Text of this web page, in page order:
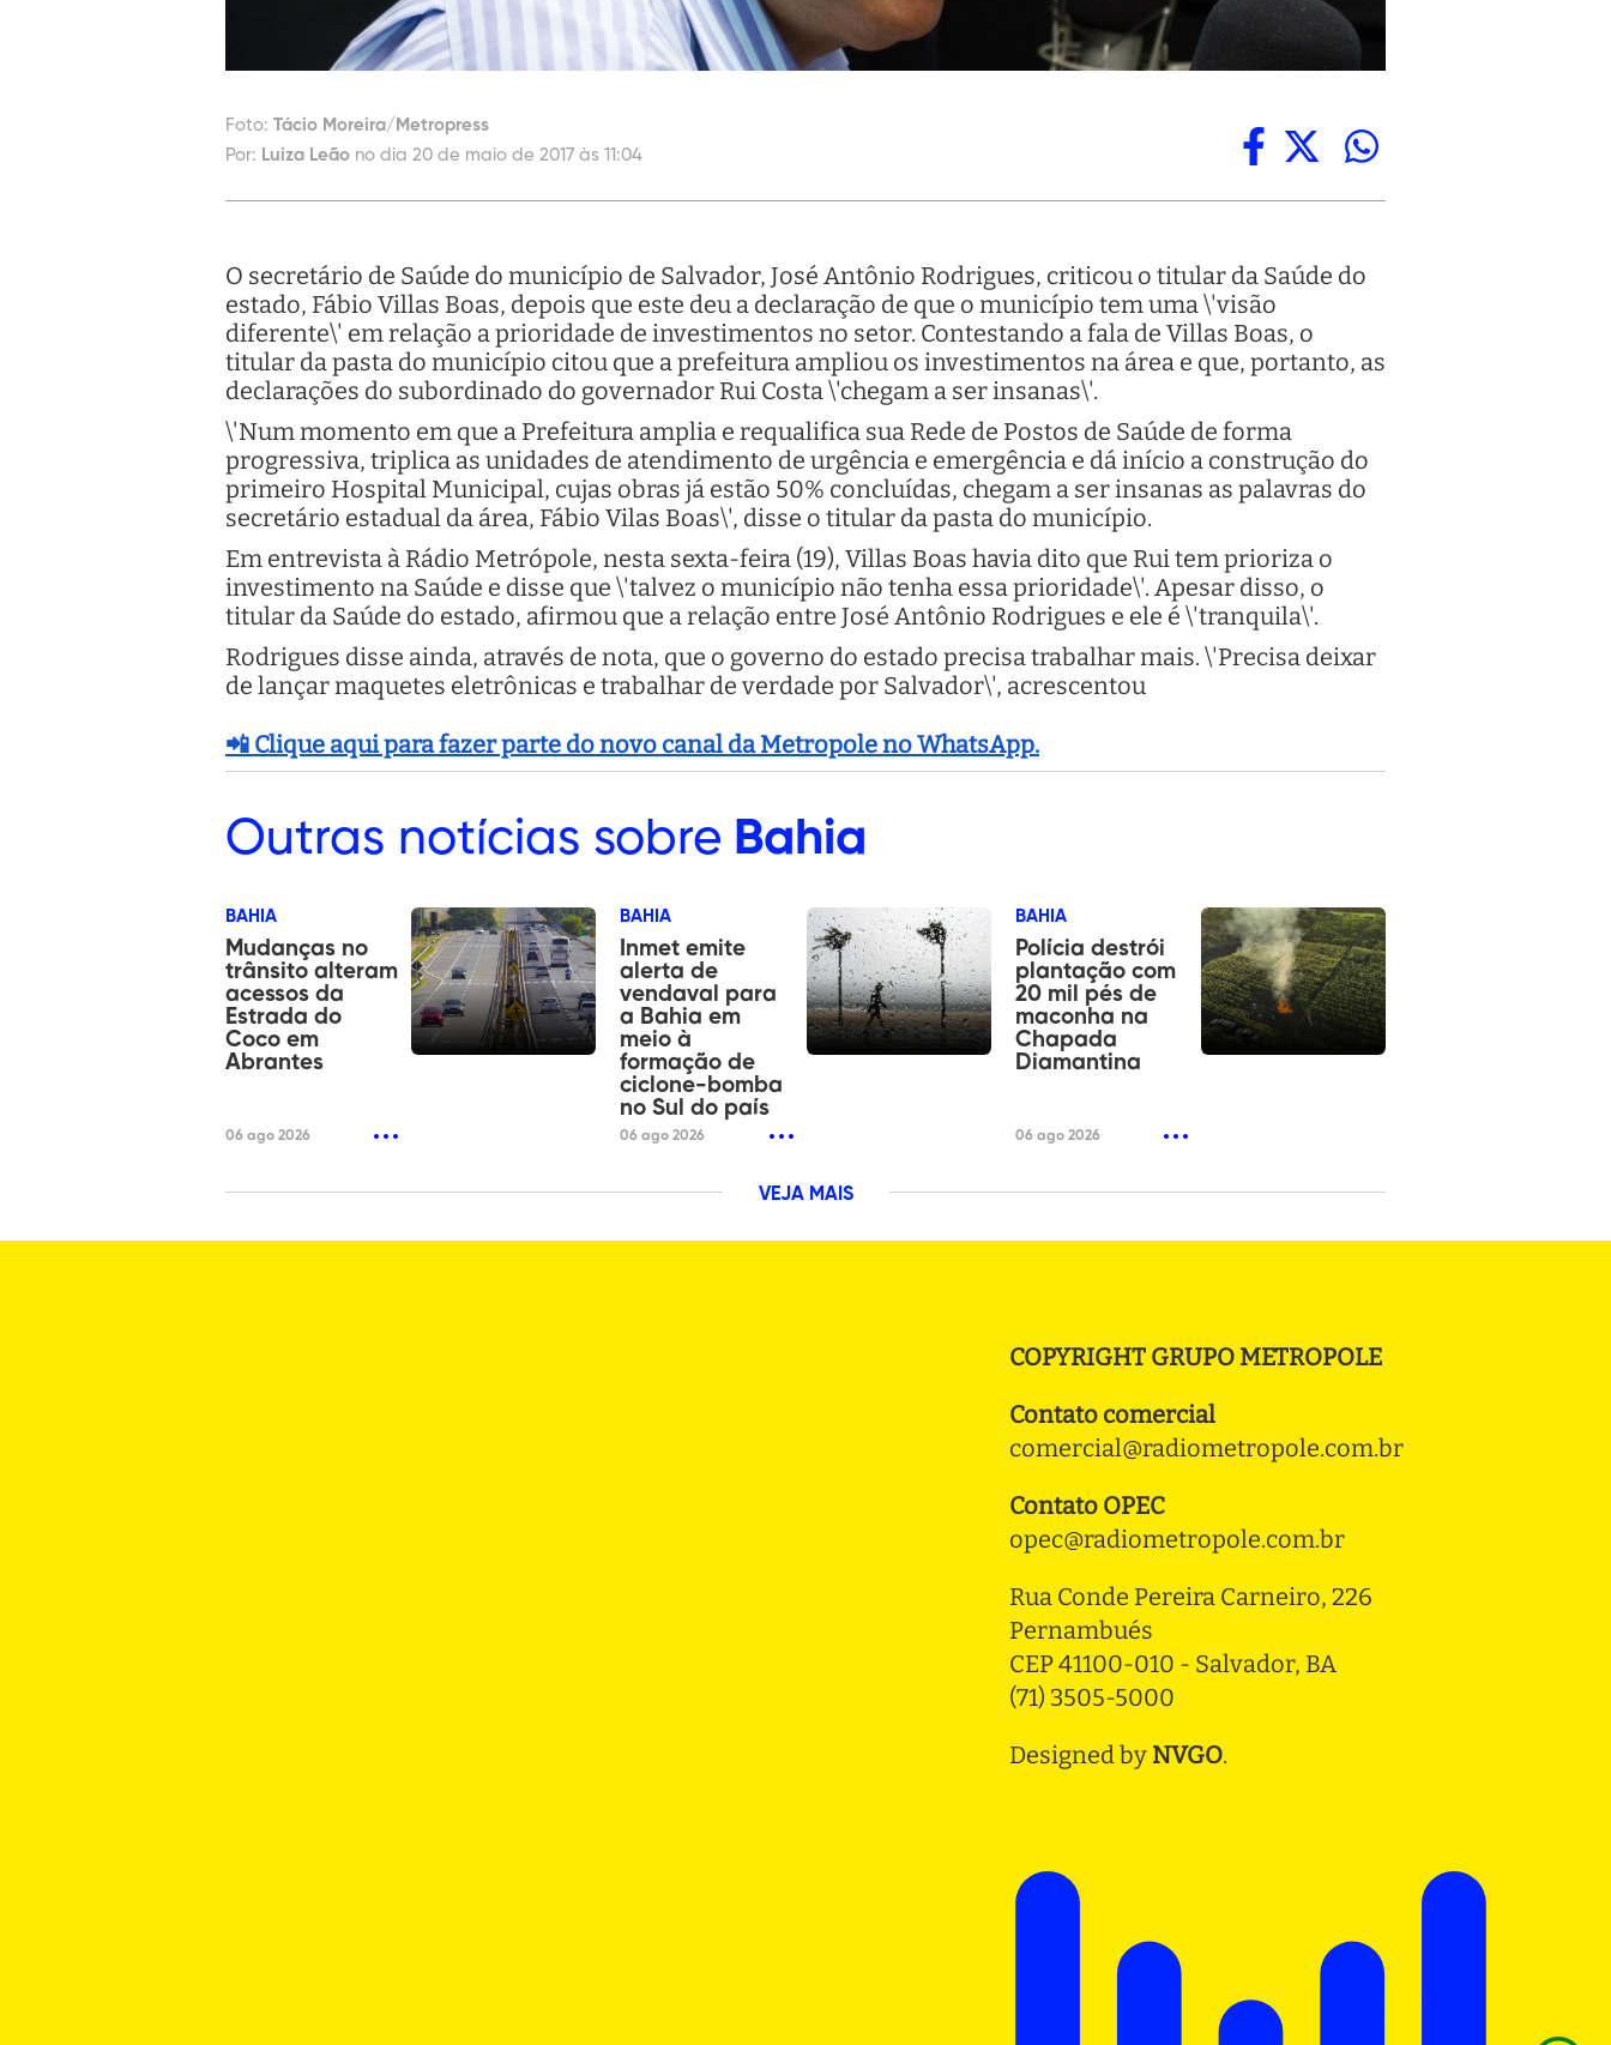
Foto: Tácio Moreira/Metropress
Por: Luiza Leão no dia 20 de maio de 2017 às 11:04
O secretário de Saúde do município de Salvador, José Antônio Rodrigues, criticou o titular da Saúde do
estado, Fábio Villas Boas, depois que este deu a declaração de que o município tem uma \'visão
diferente\' em relação a prioridade de investimentos no setor. Contestando a fala de Villas Boas, o
titular da pasta do município citou que a prefeitura ampliou os investimentos na área e que, portanto, as
declarações do subordinado do governador Rui Costa \'chegam a ser insanas\'.
\'Num momento em que a Prefeitura amplia e requalifica sua Rede de Postos de Saúde de forma
progressiva, triplica as unidades de atendimento de urgência e emergência e dá início a construção do
primeiro Hospital Municipal, cujas obras já estão 50% concluídas, chegam a ser insanas as palavras do
secretário estadual da área, Fábio Vilas Boas\', disse o titular da pasta do município.
Em entrevista à Rádio Metrópole, nesta sexta-feira (19), Villas Boas havia dito que Rui tem prioriza o
investimento na Saúde e disse que \'talvez o município não tenha essa prioridade\'. Apesar disso, o
titular da Saúde do estado, afirmou que a relação entre José Antônio Rodrigues e ele é \'tranquila\'.
Rodrigues disse ainda, através de nota, que o governo do estado precisa trabalhar mais. \'Precisa deixar
de lançar maquetes eletrônicas e trabalhar de verdade por Salvador\', acrescentou
📲 Clique aqui para fazer parte do novo canal da Metropole no WhatsApp.
Outras notícias sobre Bahia
BAHIA
Mudanças no
trânsito alteram
acessos da
Estrada do
Coco em
Abrantes
06 ago 2026
BAHIA
Inmet emite
alerta de
vendaval para
a Bahia em
meio à
formação de
ciclone-bomba
no Sul do país
06 ago 2026
BAHIA
Polícia destrói
plantação com
20 mil pés de
maconha na
Chapada
Diamantina
06 ago 2026
VEJA MAIS
COPYRIGHT GRUPO METROPOLE
Contato comercial
comercial@radiometropole.com.br
Contato OPEC
opec@radiometropole.com.br
Rua Conde Pereira Carneiro, 226
Pernambués
CEP 41100-010 - Salvador, BA
(71) 3505-5000
Designed by NVGO.